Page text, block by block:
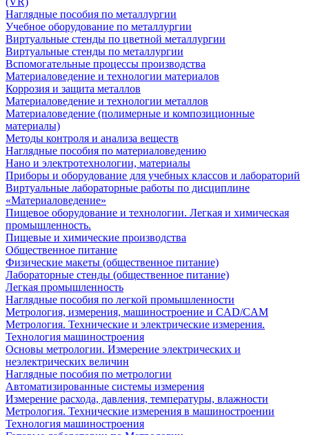
Наглядные пособия по металлургии
Учебное оборудование по металлургии
Виртуальные стенды по цветной металлургии
Виртуальные стенды по металлургии
Вспомогательные процессы производства
Материаловедение и технологии материалов
Коррозия и защита металлов
Материаловедение и технологии металлов
Материаловедение (полимерные и композиционные
материалы)
Методы контроля и анализа веществ
Наглядные пособия по материаловедению
Нано и электротехнологии, материалы
Приборы и оборудование для учебных классов и лабораторий
Виртуальные лабораторные работы по дисциплине
«Материаловедение»
Пищевое оборудование и технологии. Легкая и химическая
промышленность.
Пищевые и химические производства
Общественное питание
Физические макеты (общественное питание)
Лабораторные стенды (общественное питание)
Легкая промышленность
Наглядные пособия по легкой промышленности
Метрология, измерения, машиностроение и CAD/CAM
Метрология. Технические и электрические измерения.
Технология машиностроения
Основы метрологии. Измерение электрических и
неэлектрических величин
Наглядные пособия по метрологии
Автоматизированные системы измерения
Измерение расхода, давления, температуры, влажности
Метрология. Технические измерения в машиностроении
Технология машиностроения